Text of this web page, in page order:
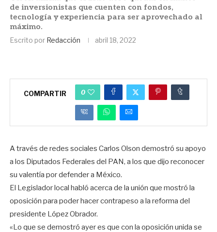
de inversionistas que cuenten con fondos,
tecnología y experiencia para ser aprovechado al
máximo.
Escrito por Redacción abril 18, 2022
COMPARTIR 0
A través de redes sociales Carlos Olson demostró su apoyo
a los Diputados Federales del PAN, a los que dijo reconocer
su valentía por defender a México.
El Legislador local habló acerca de la unión que mostró la
oposición para poder hacer contrapeso a la reforma del
presidente López Obrador.
«Lo que se demostró ayer es que con la oposición unida se